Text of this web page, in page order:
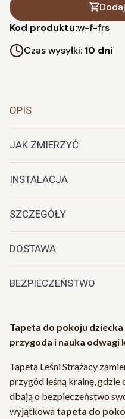
Kod produktu:w-f-frs
Czas wysyłki: 10 dni
OPIS
JAK ZMIERZYĆ
SZCZEGÓŁY
DOSTAWA
BEZPIECZEŃSTWO
INSTALACJA
Tapeta do pokoju dziecka
przygoda i nauka odwagi
Tapeta Leśni Strażacy
przygód leśną krainę,
dbają o bezpieczeństwo
wyjątkowa tapeta do